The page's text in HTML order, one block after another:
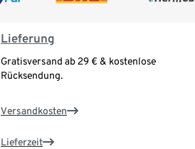
Lieferung
Gratisversand ab 29 € & kostenlose
Rücksendung.
Versandkosten
Lieferzeit